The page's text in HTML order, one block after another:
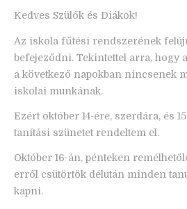
Kedves Szülők és Diákok!
Az iskola fűtési rendszerének
befejeződni. Tekintettel arra, hogy
a következő napokban nincsenek
iskolai munkának.
Ezért október 14-ére, szerdára, és
tanítási szünetet rendeltem el.
Október 16-án, pénteken
erről csütörtök délután minden
kapni.